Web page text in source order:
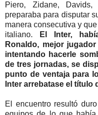
Piero, Zidane, Davids,
preparaba para disputar
manera consecutiva y
italiano.
El Inter,
Ronaldo, mejor
intentando hacerle
de tres jornadas, se
punto de ventaja para
Inter arrebatase el título
El encuentro resultó